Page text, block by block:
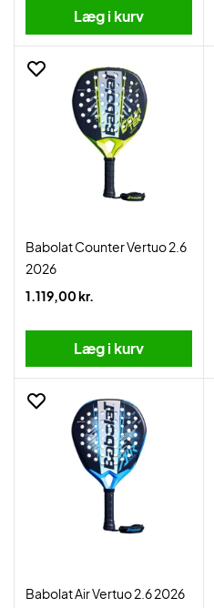
Læg i kurv
Babolat Counter Vertuo 2.6
2026
1.119,00 kr.
Læg i kurv
Babolat Air Vertuo 2.6 2026